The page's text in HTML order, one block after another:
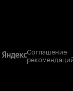
Соглашение